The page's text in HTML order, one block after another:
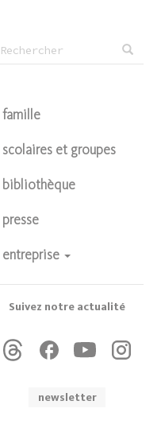
Formulaire
recherche
famille
scolaires et groupes
bibliothèque
presse
entreprise
Suivez notre actualité
newsletter